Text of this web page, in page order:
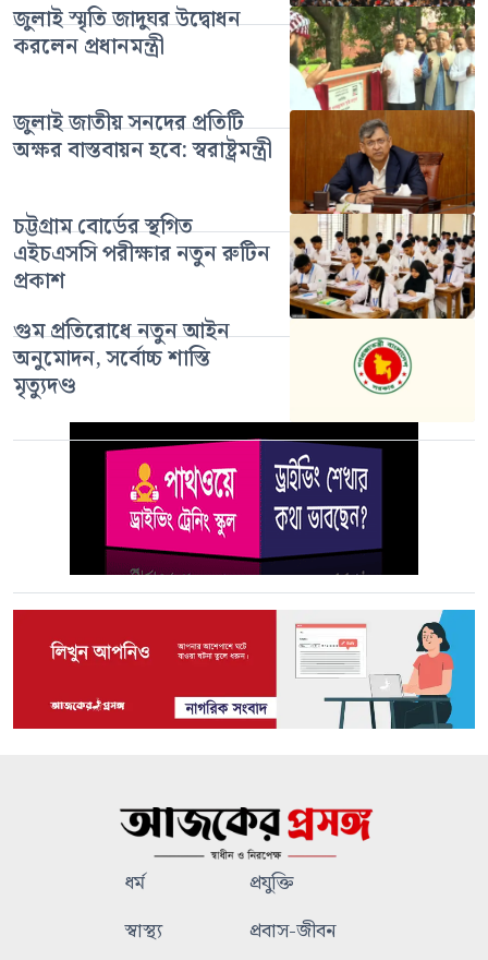
জুলাই স্মৃতি জাদুঘর উদ্বোধন
করলেন প্রধানমন্ত্রী
জুলাই জাতীয় সনদের প্রতিটি
অক্ষর বাস্তবায়ন হবে: স্বরাষ্ট্রমন্ত্রী
চট্টগ্রাম বোর্ডের স্থগিত
এইচএসসি পরীক্ষার নতুন রুটিন
প্রকাশ
গুম প্রতিরোধে নতুন আইন
অনুমোদন, সর্বোচ্চ শাস্তি
মৃত্যুদণ্ড
ধর্ম
প্রযুক্তি
স্বাস্থ্য
প্রবাস-জীবন